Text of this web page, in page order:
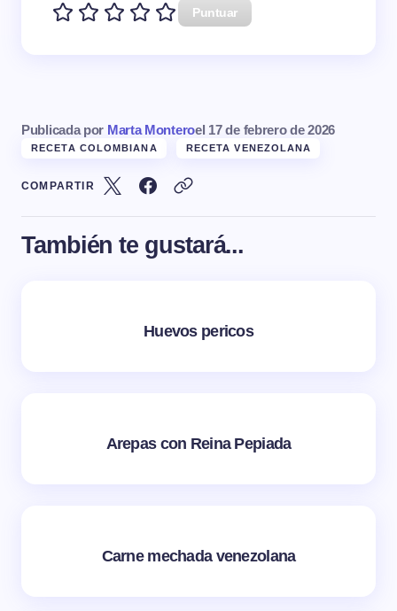
Puntuar
Publicada por Marta Monteroel 17 de febrero de 2026
RECETA COLOMBIANA RECETA VENEZOLANA
COMPARTIR
También te gustará...
Huevos pericos
Arepas con Reina Pepiada
Carne mechada venezolana